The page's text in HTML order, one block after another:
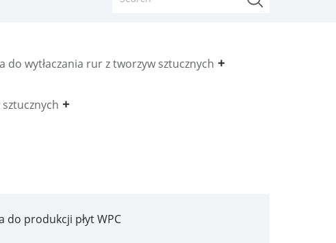
do wytłaczania rur z tworzyw sztucznych
do produkcji płyt WPC